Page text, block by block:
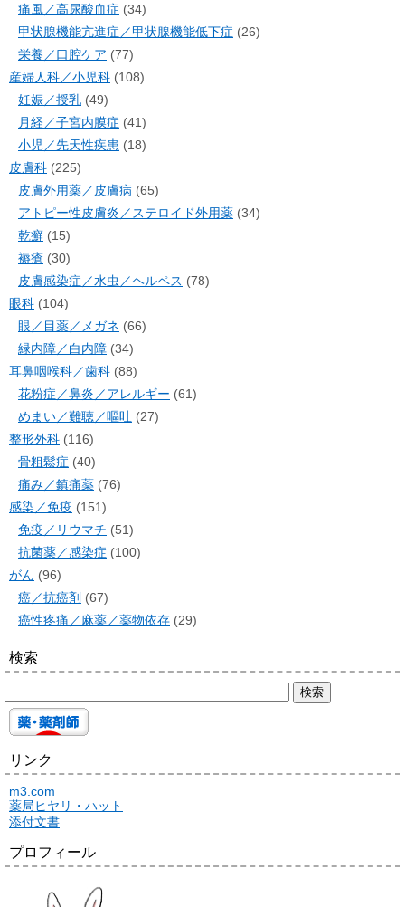
痛風／高尿酸血症 (34)
甲状腺機能亢進症／甲状腺機能低下症 (26)
栄養／口腔ケア (77)
産婦人科／小児科 (108)
妊娠／授乳 (49)
月経／子宮内膜症 (41)
小児／先天性疾患 (18)
皮膚科 (225)
皮膚外用薬／皮膚病 (65)
アトピー性皮膚炎／ステロイド外用薬 (34)
乾癬 (15)
褥瘡 (30)
皮膚感染症／水虫／ヘルペス (78)
眼科 (104)
眼／目薬／メガネ (66)
緑内障／白内障 (34)
耳鼻咽喉科／歯科 (88)
花粉症／鼻炎／アレルギー (61)
めまい／難聴／嘔吐 (27)
整形外科 (116)
骨粗鬆症 (40)
痛み／鎮痛薬 (76)
感染／免疫 (151)
免疫／リウマチ (51)
抗菌薬／感染症 (100)
がん (96)
癌／抗癌剤 (67)
癌性疼痛／麻薬／薬物依存 (29)
検索
リンク
m3.com
薬局ヒヤリ・ハット
添付文書
プロフィール